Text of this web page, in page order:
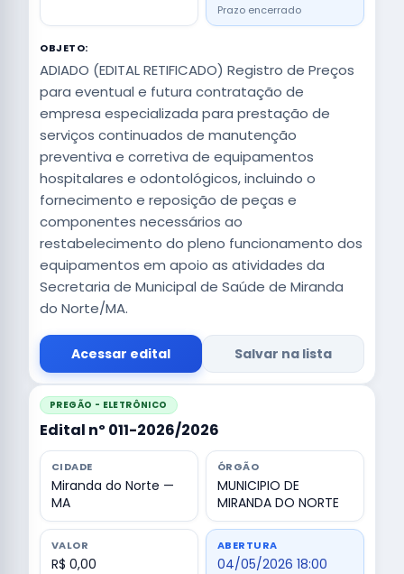
Prazo encerrado
OBJETO:
ADIADO (EDITAL RETIFICADO) Registro de Preços
para eventual e futura contratação de
empresa especializada para prestação de
serviços continuados de manutenção
preventiva e corretiva de equipamentos
hospitalares e odontológicos, incluindo o
fornecimento e reposição de peças e
componentes necessários ao
restabelecimento do pleno funcionamento dos
equipamentos em apoio as atividades da
Secretaria de Municipal de Saúde de Miranda
do Norte/MA.
Acessar edital Salvar na lista
PREGÃO - ELETRÔNICO
Edital nº 011-2026/2026
CIDADE
Miranda do Norte —
MA
ÓRGÃO
MUNICIPIO DE
MIRANDA DO NORTE
VALOR
R$ 0,00
ABERTURA
04/05/2026 18:00